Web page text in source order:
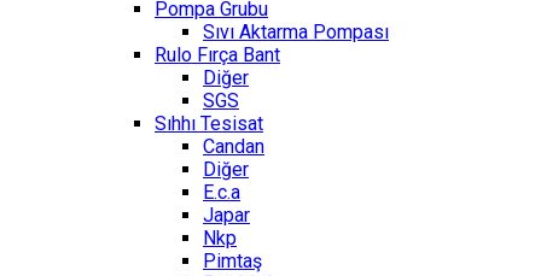
Pompa Grubu
Sıvı Aktarma Pompası
Rulo Fırça Bant
Diğer
SGS
Sıhhı Tesisat
Candan
Diğer
E.c.a
Japar
Nkp
Pimtaş